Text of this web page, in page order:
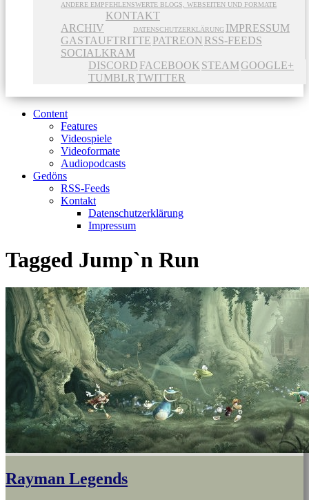
ANDERE EMPFEHLENSWERTE BLOGS, WEBSEITEN UND FORMATE
ARCHIV
KONTAKT
DATENSCHUTZERKLÄRUNG IMPRESSUM
GASTAUFTRITTE PATREON RSS-FEEDS
SOCIALKRAM
DISCORD FACEBOOK STEAMGOOGLE+
TUMBLR TWITTER
Content
Features
Videospiele
Videoformate
Audiopodcasts
Gedöns
RSS-Feeds
Kontakt
Datenschutzerklärung
Impressum
Tagged Jump`n Run
Rayman Legends